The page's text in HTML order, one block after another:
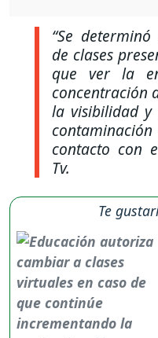
“Se
de clases
que ver la
concentración
la visibilidad y
contacto con
Tv.
Te